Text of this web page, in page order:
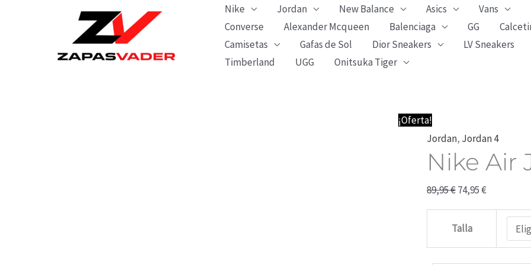
Nike Jordan New Balance Asics
Vans
Converse
Alexander Mcqueen Balenciaga GG
Camisetas
Gafas de Sol Dior Sneakers
LV Sneakers
Timberland
UGG Onitsuka Tiger
¡Oferta!
Jordan, Jordan 4
Nike Air
89,95€
precio
original
era:
89,95 €.
74,95€
precio
actual
es:
74,95 €.
Talla
Air
Jordan
GS
-
cantidad